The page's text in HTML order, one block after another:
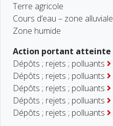
Terre agricole
Cours d’eau – zone alluviale
Zone humide
Action portant atteinte
Dépôts ; rejets ; polluants
Dépôts ; rejets ; polluants
Dépôts ; rejets ; polluants
Dépôts ; rejets ; polluants
Dépôts ; rejets ; polluants